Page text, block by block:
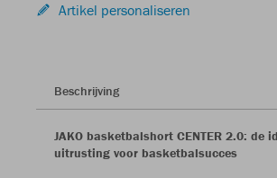
Artikel personaliseren
Beschrijving
JAKO basketbalshort CENTER 2.0: de
uitrusting voor basketbalsucces